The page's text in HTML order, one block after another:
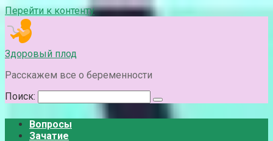
Перейти к контенту
Здоровый плод
Расскажем все о беременности
Поиск:
Вопросы
Зачатие